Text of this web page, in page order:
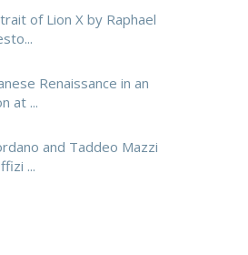
of Lion X by Raphael
Renaissance in an
at ...
and Taddeo Mazzi
...